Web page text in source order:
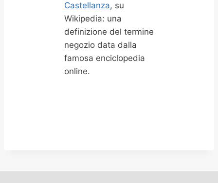
Castellanza, su
Wikipedia: una
definizione del termine
negozio data dalla
famosa enciclopedia
online.